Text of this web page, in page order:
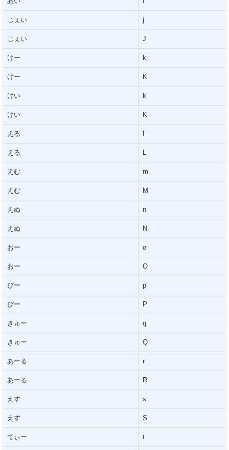
じぇい j
じぇい J
けー k
けー K
けい k
けい K
える
える
えむ m
えむ M
えぬ n
えぬ N
おー o
おー O
ぴー p
ぴー P
きゅー q
きゅー Q
あーる r
あーる R
えす s
えす S
てぃー t